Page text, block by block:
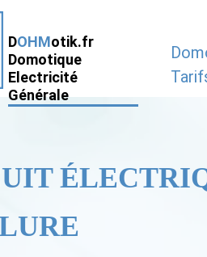
DOHMotik.fr
Domotique
Electricité
Générale